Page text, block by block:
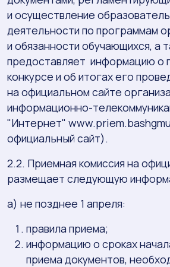
и осуществление
деятельности по программам
и обязанности обучающихся, а
предоставляет информацию о
конкурсе и об итогах его
на официальном сайте
информационно-
"Интернет"
официальный сайт).
2.2. Приемная комиссия на
размещает следующую
а) не позднее 1 апреля:
правила приема;
информацию о сроках
приема документов,